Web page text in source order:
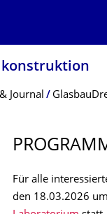
Journal
Für alle
den 18.03.2026